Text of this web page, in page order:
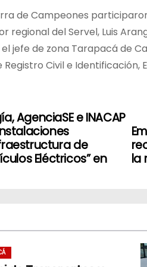
de Campeones
regional del Servel, Luis
el jefe de zona Tarapacá de
Civil e Identificación,
la
AgenciaSE e INACAP
de
Eléctricos” en